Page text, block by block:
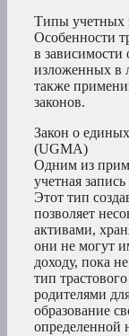
Типы учетных
Особенности
в зависимости
изложенных в
также
законов.
Закон о
(UGMA)
Одним из
учетная
Этот тип
позволяет
активами,
они не могут
доходу, пока
тип
родителями
образование
определенной